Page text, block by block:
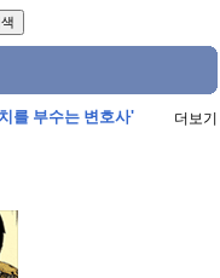
를 부수는 변호사' 더보기